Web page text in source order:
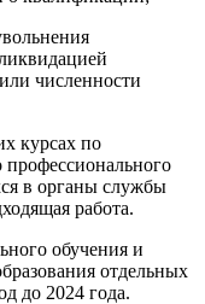
численности
курсах по
профессионального
в органы службы
работа.
обучения и
отдельных
до 2024 года.